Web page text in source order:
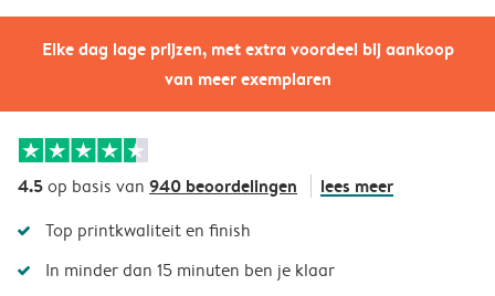
Elke dag lage prijzen, met extra voordeel bij aankoop
van meer exemplaren
4.5op basis van 940 beoordelingen lees meer
Top printkwaliteit en finish
In minder dan 15 minuten ben je klaar